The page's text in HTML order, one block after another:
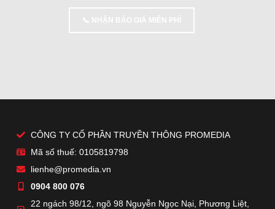
📞 NHẬN BÁO GIÁ MIỄN PHÍ
CÔNG TY CỔ PHẦN TRUYỀN THÔNG PROMEDIA
Mã số thuế: 0105819798
lienhe@promedia.vn
0904 800 076
22 ngách 98/12, ngõ 98 Nguyễn Ngọc Nại, Phương Liệt,